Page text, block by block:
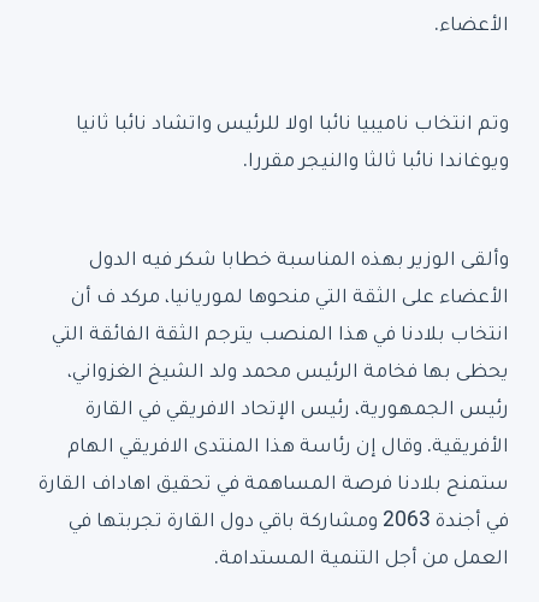
الأعضاء.
وتم انتخاب ناميبيا نائبا اولا للرئيس واتشاد نائبا ثانيا
ويوغاندا نائبا ثالثا والنيجر مقررا.
وألقى الوزير بهذه المناسبة خطابا شكر فيه الدول
الأعضاء على الثقة التي منحوها لموريانيا، مركد ف أن
انتخاب بلادنا في هذا المنصب يترجم الثقة الفائقة التي
يحظى بها فخامة الرئيس محمد ولد الشيخ الغزواني،
رئيس الجمهورية، رئيس الإتحاد الافريقي في القارة
الأفريقية. وقال إن رئاسة هذا المنتدى الافريقي الهام
ستمنح بلادنا فرصة المساهمة في تحقيق اهاداف القارة
في أجندة 2063 ومشاركة باقي دول القارة تجربتها في
العمل من أجل التنمية المستدامة.